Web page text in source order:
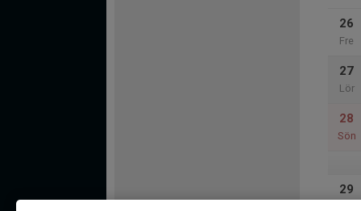
26
Fre
27
Lör
28
Sön
29